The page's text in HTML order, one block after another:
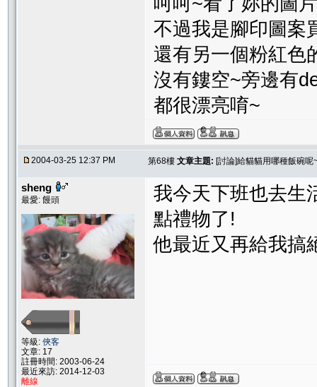
不過我是腳印圖案
還有另一個粉紅色
沒有鏤空~旁邊有
都很漂亮唷~
2004-03-25 12:37 PM 第68樓 文章主題: [討論]給貓貓用哪種飯碗呢
sheng
最愛: 饅頭
等級: 俠客
文章: 17
註冊時間: 2003-06-24
最近來訪: 2014-12-03
離線
我今天下班也去生
點禮物了!
他最近又再給我搞